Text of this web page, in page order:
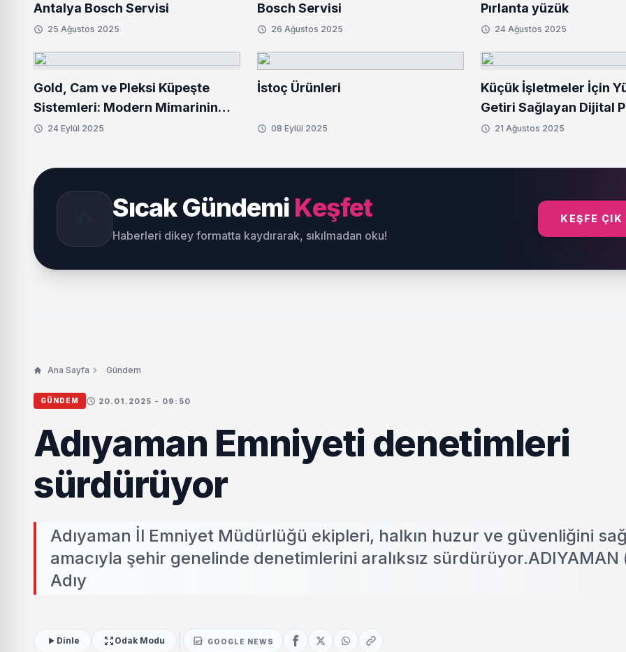
Antalya Bosch Servisi
25 Ağustos 2025
Bosch Servisi
26 Ağustos 2025
Pırlanta yüzük
24 Ağustos 2025
Gold, Cam ve Pleksi Küpeşte
Sistemleri: Modern Mimarinin
Vazgeçilmezleri
24 Eylül 2025
İstoç Ürünleri
08 Eylül 2025
Küçük İşletmeler İçin
Getiri Sağlayan Dijital
Taktikleri
21 Ağustos 2025
Sıcak Gündemi Keşfet
Haberleri dikey formatta kaydırarak, sıkılmadan oku!
KEŞFE ÇIK
Ana Sayfa Gündem
GÜNDEM 20.01.2025 - 09:50
Adıyaman Emniyeti denetimleri
sürdürüyor
Adıyaman İl Emniyet Müdürlüğü ekipleri, halkın huzur ve güvenliğini
amacıyla şehir genelinde denetimlerini aralıksız sürdürüyor.ADIYAMAN
Adıy
Dinle Odak Modu GOOGLE NEWS